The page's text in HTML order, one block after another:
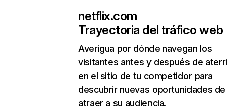
netflix.com
Trayectoria del tráfico web
Averigua por dónde navegan los
visitantes antes y después de
en el sitio de tu competidor para
descubrir nuevas oportunidades de
atraer a su audiencia.